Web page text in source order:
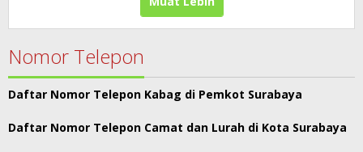
Nomor Telepon
Daftar Nomor Telepon Kabag di Pemkot Surabaya
Daftar Nomor Telepon Camat dan Lurah di Kota Surabaya